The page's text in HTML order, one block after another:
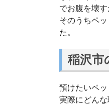
でお腹を壊
そのうちペ
た。
稲沢市
預けたいペ
実際にどん